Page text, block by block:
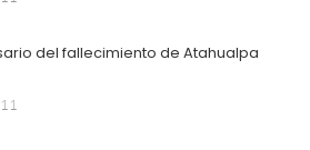
del fallecimiento de Atahualpa